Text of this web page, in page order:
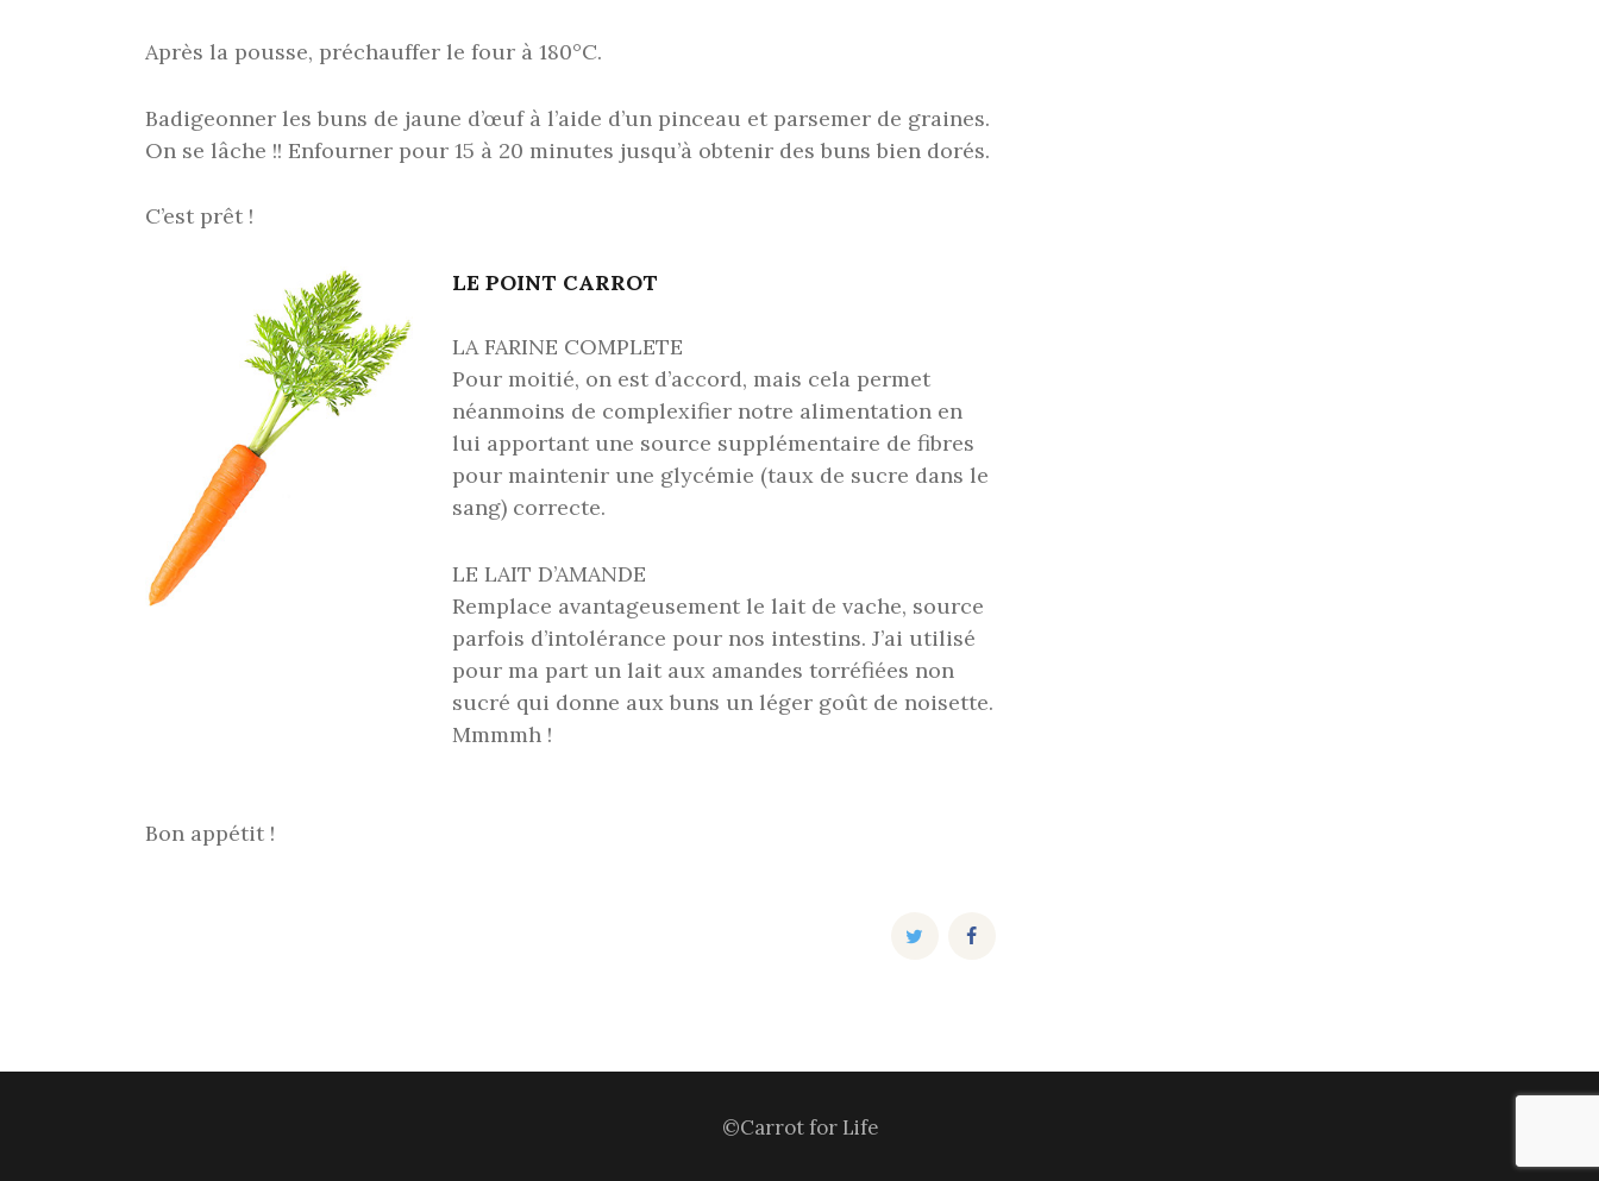
Après la pousse, préchauffer le four à 180°C.
Badigeonner les buns de jaune d’œuf à l’aide d’un pinceau et parsemer de graines.
On se lâche !! Enfourner pour 15 à 20 minutes jusqu’à obtenir des buns bien dorés.
C’est prêt !
LE POINT CARROT
LA FARINE COMPLETE
Pour moitié, on est d’accord, mais cela permet
néanmoins de complexifier notre alimentation en
lui apportant une source supplémentaire de fibres
pour maintenir une glycémie (taux de sucre dans le
sang) correcte.
LE LAIT D’AMANDE
Remplace avantageusement le lait de vache, source
parfois d’intolérance pour nos intestins. J’ai utilisé
pour ma part un lait aux amandes torréfiées non
sucré qui donne aux buns un léger goût de noisette.
Mmmmh !
Bon appétit !
©Carrot for Life